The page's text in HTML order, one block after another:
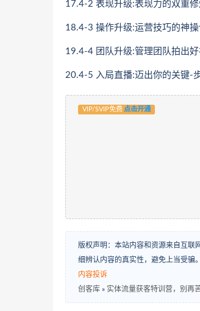
17.4-2 表现升级:表现力的双重
18.4-3 操作升级:运营技巧的神
19.4-4 团队升级:管理团队拍出
20.4-5 入局直播:迈出你的关键-
VIP/SVIP免费 点击开通
版权声明：本站内容和资源来自互联
细辨认内容的真实性，避免上当受骗
内容投诉
创客库 » 实体流量获客特训营，​别再